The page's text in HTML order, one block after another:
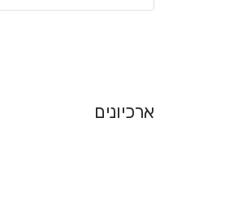
a
o
ארכיונים